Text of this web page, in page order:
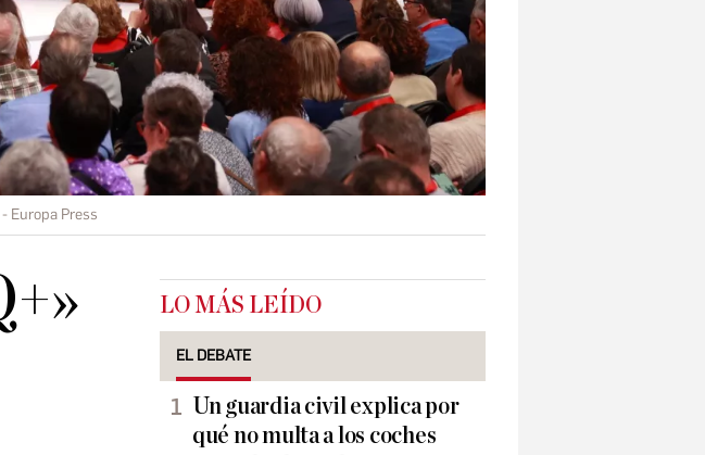
Europa Press
LO MÁS LEÍDO
EL DEBATE
Un guardia civil explica por
qué no multa a los coches